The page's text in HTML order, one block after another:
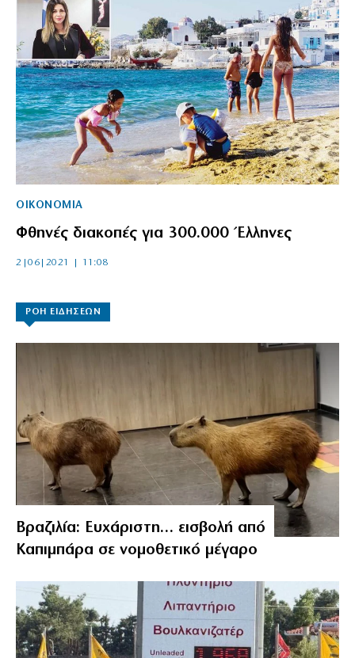
ΟΙΚΟΝΟΜΙΑ
Φθηνές διακοπές για 300.000 Έλληνες
2|06|2021 | 11:08
ΡΟΗ ΕΙΔΗΣΕΩΝ
Βραζιλία: Ευχάριστη… εισβολή από
Καπιμπάρα σε νομοθετικό μέγαρο